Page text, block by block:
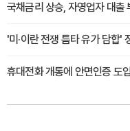
국채금리 상승, 자영업자 대출
'미·이란 전쟁 틈타 유가 담합
휴대전화 개통에 안면인증 도